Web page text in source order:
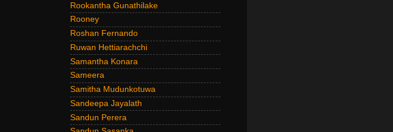
Rookantha Gunathilake
Rooney
Roshan Fernando
Ruwan Hettiarachchi
Samantha Konara
Sameera
Samitha Mudunkotuwa
Sandeepa Jayalath
Sandun Perera